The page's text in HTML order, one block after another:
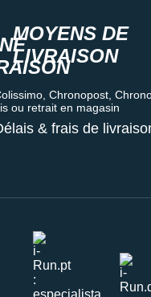
MOYENS DE
LIVRAISON
Chronopost, Chrono
& frais de